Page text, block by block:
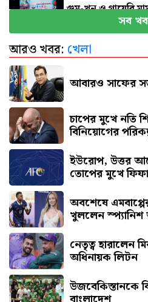
গুম-খুন ও গায়েবি
হঠাৎ রিপাবলিক
সব
আরও খবর: খেলা
আবারও সাফের
চাপের মুখে নতি
বিনিয়োগের
ইউরোপ, উত্তর
তোপের মুখে ফিফা
অবশেষে
খুললেন স্প্যানিশ
নেতৃত্ব হারালেন
অধিনায়ক লিটন
উজবেকিস্তানকে